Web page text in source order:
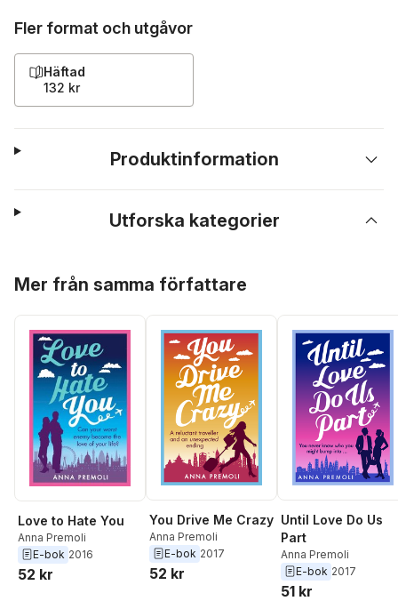
Fler format och utgåvor
Häftad
132 kr
Produktinformation
Utforska kategorier
Mer från samma författare
Love to Hate You
Anna Premoli
E-bok 2016
52 kr
You Drive Me Crazy
Anna Premoli
E-bok 2017
52 kr
Until Love Do Us
Part
Anna Premoli
E-bok 2017
51 kr